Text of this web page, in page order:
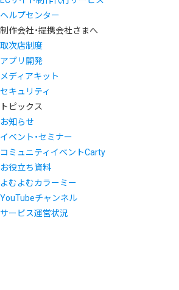
ヘルプセンター
制作会社・提携会社さまへ
取次店制度
アプリ開発
メディアキット
セキュリティ
トピックス
お知らせ
イベント・セミナー
コミュニティイベントCarty
お役立ち資料
よむよむカラーミー
YouTubeチャンネル
サービス運営状況